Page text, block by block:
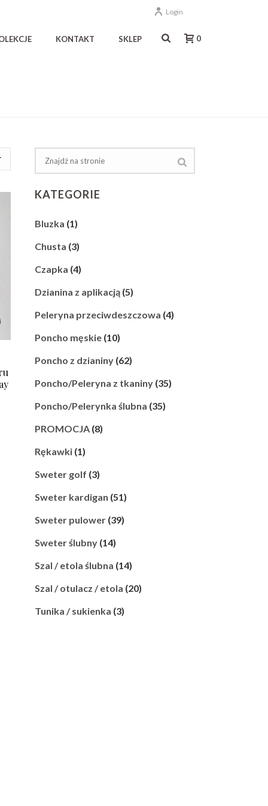
Login
KONTAKT SKLEP 0
KATEGORIE
Bluzka (1)
Chusta (3)
Czapka (4)
Dzianina z aplikacją (5)
Peleryna przeciwdeszczowa (4)
Poncho męskie (10)
Poncho z dzianiny (62)
Poncho/Peleryna z tkaniny (35)
Poncho/Pelerynka ślubna (35)
PROMOCJA (8)
Rękawki (1)
Sweter golf (3)
Sweter kardigan (51)
Sweter pulower (39)
Sweter ślubny (14)
Szal / etola ślubna (14)
Szal / otulacz / etola (20)
Tunika / sukienka (3)